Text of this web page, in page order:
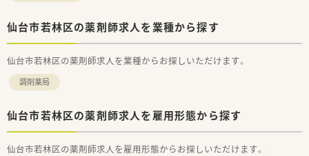
仙台市若林区の薬剤師求人を業種から探す
仙台市若林区の薬剤師求人を業種からお探しいただけます。
調剤薬局
仙台市若林区の薬剤師求人を雇用形態から探す
仙台市若林区の薬剤師求人を雇用形態からお探しいただけます。